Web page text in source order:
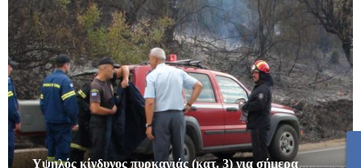
Υψηλός κίνδυνος πυρκαγιάς (κατ. 3) για σήμερα